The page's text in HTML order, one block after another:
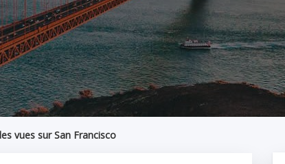
vues sur San Francisco